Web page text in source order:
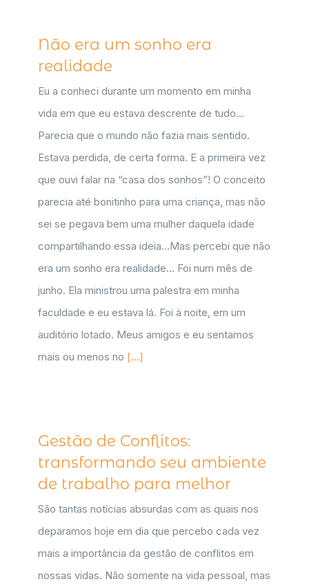
Não era um sonho era
realidade
Eu a conheci durante um momento em minha
vida em que eu estava descrente de tudo...
Parecia que o mundo não fazia mais sentido.
Estava perdida, de certa forma. E a primeira vez
que ouvi falar na “casa dos sonhos”! O conceito
parecia até bonitinho para uma criança, mas não
sei se pegava bem uma mulher daquela idade
compartilhando essa ideia…Mas percebi que não
era um sonho era realidade... Foi num mês de
junho. Ela ministrou uma palestra em minha
faculdade e eu estava lá. Foi à noite, em um
auditório lotado. Meus amigos e eu sentamos
mais ou menos no [...]
Gestão de Conflitos:
transformando seu ambiente
de trabalho para melhor
São tantas notícias absurdas com as quais nos
deparamos hoje em dia que percebo cada vez
mais a importância da gestão de conflitos em
nossas vidas. Não somente na vida pessoal, mas